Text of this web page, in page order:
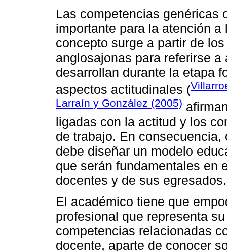
Las competencias genéricas
importante para la atención
concepto surge a partir de
anglosajonas para referirse
desarrollan durante la etapa
aspectos actitudinales (
Larraín y González (2005)
ligadas con la actitud y los
de trabajo. En
debe diseñar un modelo
que serán fundamentales en
docentes y de sus egresados.
El académico tiene que
profesional que representa
competencias relacionadas
docente, aparte de conocer